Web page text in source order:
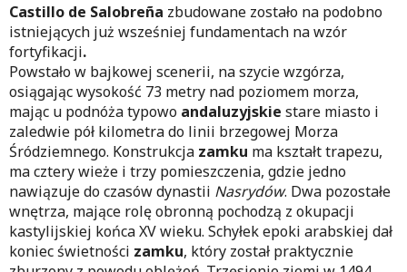
Castillo de Salobreña zbudowane zostało na podobno
istniejących już wsześniej fundamentach na wzór
fortyfikacji.
Powstało w bajkowej scenerii, na szycie wzgórza,
osiągając wysokość 73 metry nad poziomem morza,
mając u podnóża typowo andaluzyjskie stare miasto i
zaledwie pół kilometra do linii brzegowej Morza
Śródziemnego. Konstrukcja zamku ma kształt trapezu,
ma cztery wieże i trzy pomieszczenia, gdzie jedno
nawiązuje do czasów dynastii Nasrydów. Dwa pozostałe
wnętrza, mające rolę obronną pochodzą z okupacji
kastylijskiej końca XV wieku. Schyłek epoki arabskiej dał
koniec świetności zamku, który został praktycznie